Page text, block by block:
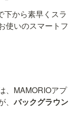
下から素早くスラ
使いのスマートフ
、MAMORIOアプ
、バックグラウン